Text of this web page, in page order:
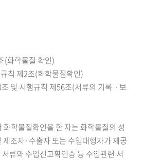
(화학물질 확인)
칙 제2조(화학물질확인)
및 시행규칙 제56조(서류의 기록ㆍ보
학물질확인을 한 자는 화학물질의 성
조자·수출자 또는 수입대행자가 제공
류와 수입신고확인증 등 수입관련 서